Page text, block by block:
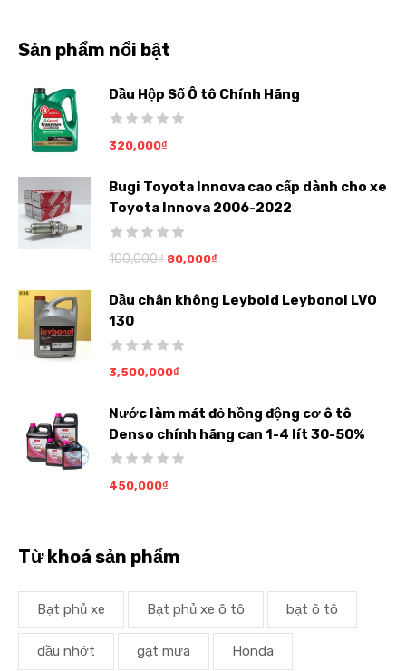
Sản phẩm nổi bật
Dầu Hộp Số Ô tô Chính Hãng
320,000₫
Bugi Toyota Innova cao cấp dành cho xe
Toyota Innova 2006-2022
100,000₫ 80,000₫
Dầu chân không Leybold Leybonol LVO
130
3,500,000₫
Nước làm mát đỏ hồng động cơ ô tô
Denso chính hãng can 1-4 lít 30-50%
450,000₫
Từ khoá sản phẩm
Bạt phủ xe Bạt phủ xe ô tô bạt ô tô
dầu nhớt gạt mưa Honda